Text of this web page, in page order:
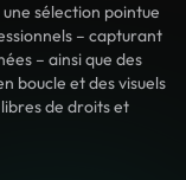
sélection pointue
– capturant
– ainsi que des
boucle et des visuels
de droits et